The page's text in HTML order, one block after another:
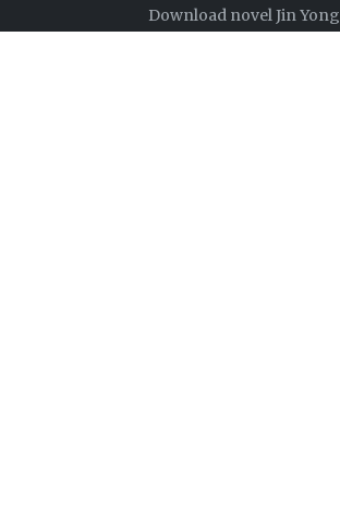
Download novel Jin Yong